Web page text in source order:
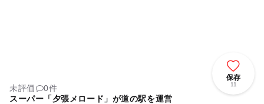
保存
11
未評価
0件
スーパー「夕張メロード」が道の駅を運営